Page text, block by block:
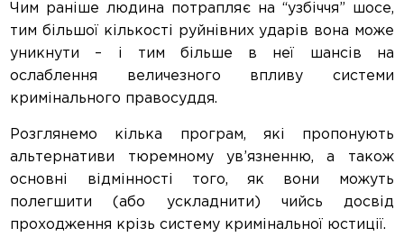
Чим раніше людина потрапляє на “узбіччя” шосе,
тим більшої кількості руйнівних ударів вона може
уникнути – і тим більше в неї шансів на
ослаблення величезного впливу системи
кримінального правосуддя.
Розглянемо кілька програм, які пропонують
альтернативи тюремному ув’язненню, а також
основні відмінності того, як вони можуть
полегшити (або ускладнити) чийсь досвід
проходження крізь систему кримінальної юстиції.